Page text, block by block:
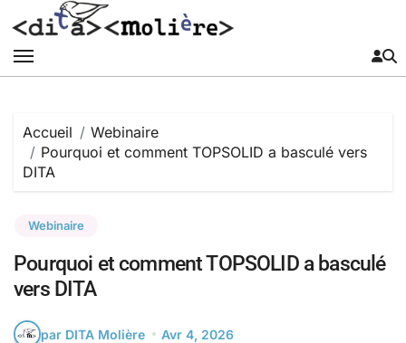
au
contenu
Accueil
Webinaire
Pourquoi et comment TOPSOLID a basculé vers
DITA
Webinaire
Pourquoi et comment TOPSOLID a basculé
vers DITA
par DITA Molière
Avr 4, 2026